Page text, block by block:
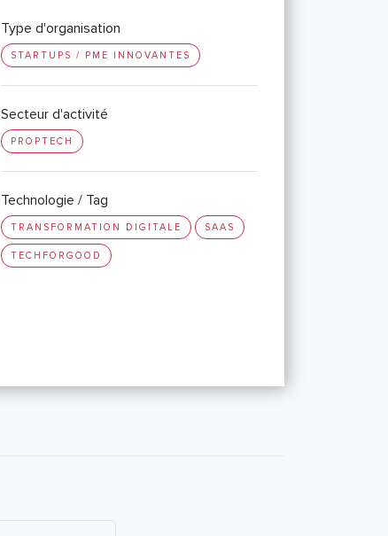
Type d'organisation
STARTUPS / PME INNOVANTES
Secteur d'activité
PROPTECH
Technologie / Tag
TRANSFORMATION DIGITALE SAAS
TECHFORGOOD